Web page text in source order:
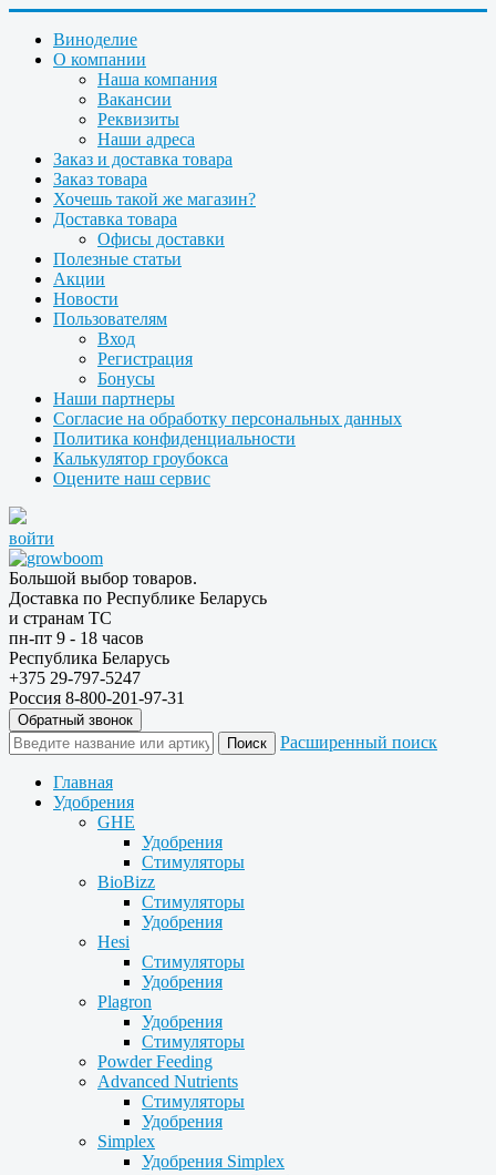
Виноделие
О компании
Наша компания
Вакансии
Реквизиты
Наши адреса
Заказ и доставка товара
Заказ товара
Хочешь такой же магазин?
Доставка товара
Офисы доставки
Полезные статьи
Акции
Новости
Пользователям
Вход
Регистрация
Бонусы
Наши партнеры
Согласие на обработку персональных данных
Политика конфиденциальности
Калькулятор гроубокса
Оцените наш сервис
войти
Большой выбор товаров.
Доставка по Республике Беларусь
и странам ТС
пн-пт 9 - 18 часов
Республика Беларусь
+375 29-797-5247
Россия 8-800-201-97-31
Обратный звонок
Расширенный поиск
Главная
Удобрения
GHE
Удобрения
Стимуляторы
BioBizz
Стимуляторы
Удобрения
Hesi
Стимуляторы
Удобрения
Plagron
Удобрения
Стимуляторы
Powder Feeding
Advanced Nutrients
Стимуляторы
Удобрения
Simplex
Удобрения Simplex